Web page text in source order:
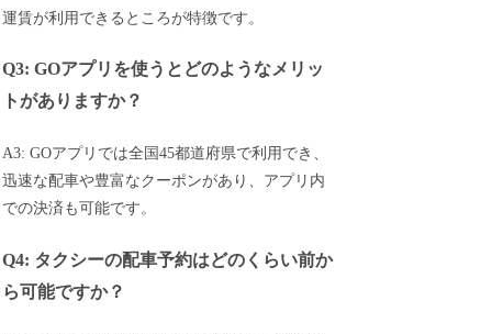
運賃が利用できるところが特徴です。
Q3: GOアプリを使うとどのようなメリッ
トがありますか？
A3: GOアプリでは全国45都道府県で利用でき、
迅速な配車や豊富なクーポンがあり、アプリ内
での決済も可能です。
Q4: タクシーの配車予約はどのくらい前か
ら可能ですか？